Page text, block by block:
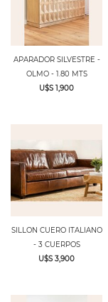
APARADOR SILVESTRE -
OLMO - 1.80 MTS
U$S 1,900
SILLON CUERO ITALIANO
- 3 CUERPOS
U$S 3,900